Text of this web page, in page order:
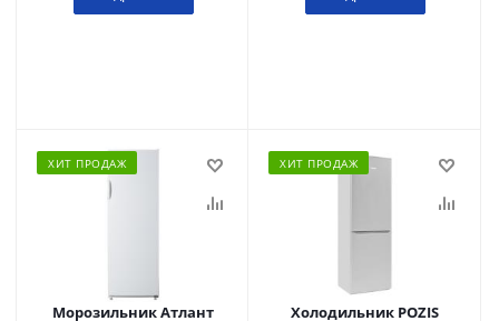
ХИТ ПРОДАЖ
Морозильник Атлант
ХИТ ПРОДАЖ
Холодильник POZIS